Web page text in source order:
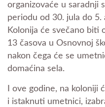
organizovaće u saradnji
periodu od 30. jula do 5.
Kolonija će svečano biti
13 časova u Osnovnoj
nakon čega će se
domaćina sela.
I ove godine, na koloniji
i istaknuti umetnici,